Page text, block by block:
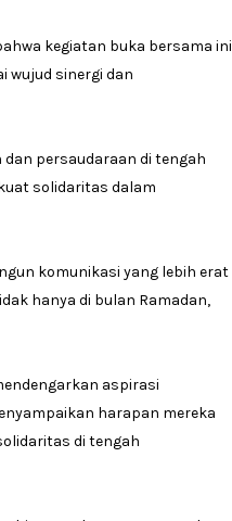
kegiatan buka bersama ini
wujud sinergi dan
persaudaraan di tengah
solidaritas dalam
komunikasi yang lebih erat
hanya di bulan Ramadan,
aspirasi
harapan mereka
di tengah